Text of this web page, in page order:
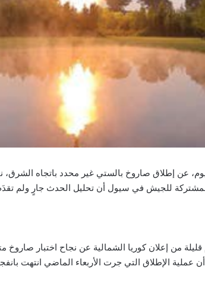
عن إطلاق صاروخ بالستي غير محدد باتجاه الشرق،
المشتركة للجيش في سيول أن تحليل الحدث جارٍ ولم
قليلة من إعلان كوريا الشمالية عن نجاح اختبار صاروخ
عملية الإطلاق التي جرت الأربعاء الماضي انتهت